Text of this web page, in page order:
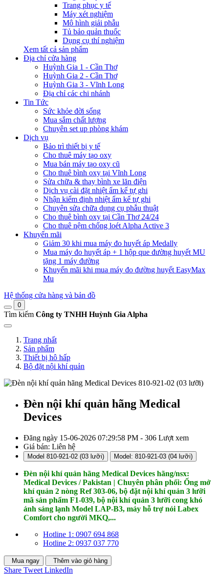
Trang phục y tế
Máy xét nghiệm
Mô hình giải phẫu
Tủ bảo quản thuốc
Dụng cụ thí nghiệm
Xem tất cả sản phẩm
Địa chỉ cửa hàng
Huỳnh Gia 1 - Cần Thơ
Huỳnh Gia 2 - Cần Thơ
Huỳnh Gia 3 - Vĩnh Long
Địa chỉ các chi nhánh
Tin Tức
Sức khỏe đời sống
Mua sắm chất lượng
Chuyên set up phòng khám
Dịch vụ
Bảo trì thiết bị y tế
Cho thuê máy tạo oxy
Mua bán máy tạo oxy cũ
Cho thuê bình oxy tại Vĩnh Long
Sửa chữa & thay bình xe lăn điện
Dịch vụ cài đặt nhiệt ẩm kế tự ghi
Nhận kiểm định nhiệt ẩm kế tự ghi
Chuyên sửa chữa dụng cụ phẫu thuật
Cho thuê bình oxy tại Cần Thơ 24/24
Cho thuê nệm chống loét Alpha Active 3
Khuyến mãi
Giảm 30 khi mua máy đo huyết áp Medally
Mua máy đo huyết áp + 1 hộp que đường huyết MU
tặng 1 máy đường
Khuyến mãi khi mua máy đo đường huyết EasyMax
Mu
Hệ thống cửa hàng và bản đồ
0
Tìm kiếm Công ty TNHH Huỳnh Gia Alpha
Trang nhất
Sản phẩm
Thiết bị hô hấp
Bộ đặt nội khí quản
Đèn nội khí quản hãng Medical
Devices
Đăng ngày 15-06-2026 07:29:58 PM - 306 Lượt xem
Giá bán: Liên hệ
Model 810-921-02 (03 lưỡi) Model: 810-921-03 (04 lưỡi)
Đèn nội khí quản hãng Medical Devices hãng/nsx:
Medical Devices / Pakistan | Chuyên phân phối: Ống mở
khí quản 2 nòng Ref 303-06, bộ đặt nội khí quản 3 lưỡi
mã sản phẩm F1-039, bộ nội khí quản 3 lưỡi cong khó
ánh sáng lạnh Model LAP-B3, máy hỗ trợ nói Labex
Comfort cho người MKQ,...
Hotline 1: 0907 694 868
Hotline 2: 0937 037 770
Mua ngay Thêm vào giỏ hàng
Share Tweet LinkedIn